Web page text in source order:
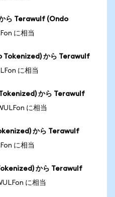
ら Terawulf (Ondo
に相当
Tokenized) から Terawulf
に相当
から Terawulf
に相当
から Terawulf
に相当
から Terawulf
に相当